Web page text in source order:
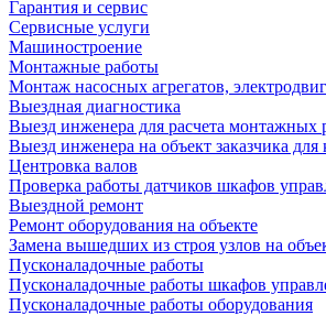
Гарантия и сервис
Сервисные услуги
Машиностроение
Монтажные работы
Монтаж насосных агрегатов,
Выездная диагностика
Выезд инженера для расчета монтажных
Выезд инженера на объект заказчика
Центровка валов
Проверка работы датчиков шкафов
Выездной ремонт
Ремонт оборудования на объекте
Замена вышедших из строя узлов на
Пусконаладочные работы
Пусконаладочные работы шкафов
Пусконаладочные работы оборудования